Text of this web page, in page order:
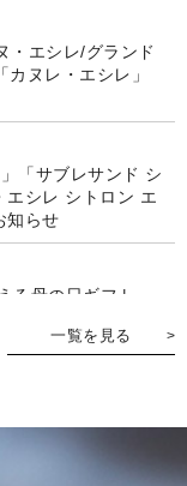
・エシレ/グランド
カヌレ・エシレ」
「サブレサンド シ
エシレ シトロン エ
知らせ
る母の日ギフト
入）」新発売のお
一覧を見る